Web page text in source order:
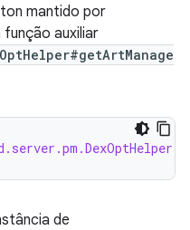
mantido por
função auxiliar
de